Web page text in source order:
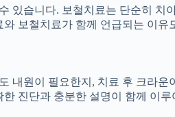
습니다. 보철치료는 단순히 치
보철치료가 함께 언급되는 이
내원이 필요한지, 치료 후 크라
진단과 충분한 설명이 함께 이